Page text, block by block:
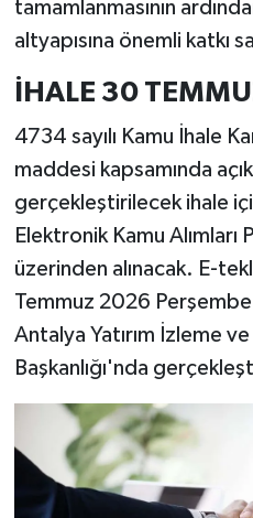
tamamlanmasının
altyapısına önemli katkı
İHALE 30
4734 sayılı Kamu İhale
maddesi kapsamında
gerçekleştirilecek ihale
Elektronik Kamu Alımları
üzerinden alınacak. E-
Temmuz 2026
Antalya Yatırım İzleme
Başkanlığı'nda